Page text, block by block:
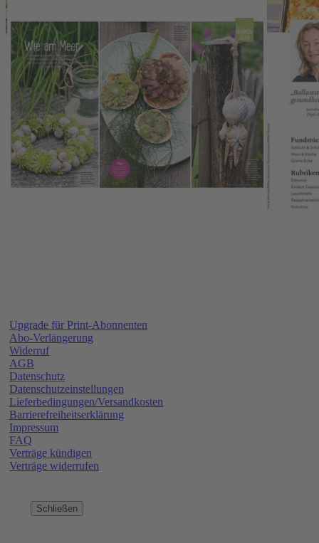
Zahlungsmöglichkeiten
Upgrade für Print-Abonnenten
Abo-Verlängerung
Widerruf
AGB
Datenschutz
Datenschutzeinstellungen
Lieferbedingungen/Versandkosten
Barrierefreiheitserklärung
Impressum
FAQ
Verträge kündigen
Verträge widerrufen
Schließen